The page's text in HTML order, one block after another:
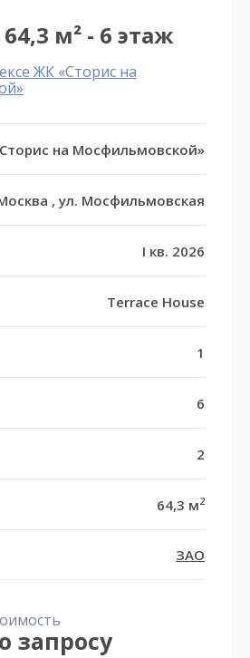
м² - 6 этаж
ЖК «Сторис на
на Мосфильмовской»
, ул. Мосфильмовская
I кв. 2026
Terrace House
1
6
2
64,3 м2
ЗАО
запросу